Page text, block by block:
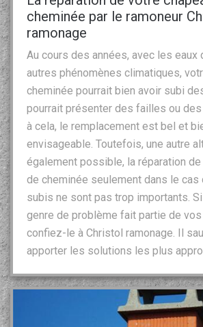
cheminée par le ramoneur
ramonage
Au cours des années, avec les eaux
autres phénomènes climatiques,
cheminée pourrait bien avoir subi
pourrait présenter des failles ou
à cela, le remplacement est bel et
envisageable. Toutefois, une autre
également possible, la réparation de
de cheminée seulement dans le cas
subis ne sont pas trop importants.
genre de problème fait partie de
confiez-le à Christol ramonage. Il
apporter les solutions les plus